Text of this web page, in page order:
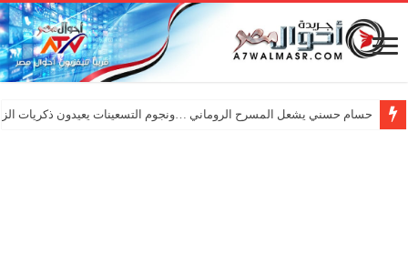
حسام حسني يشعل المسرح الروماني …ونجوم التسعينات يعيدون ذكريات